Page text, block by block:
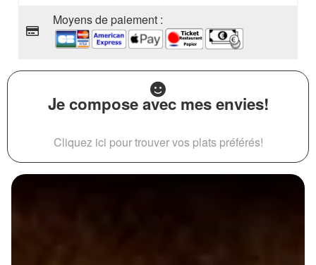
Moyens de paiement :
Je compose avec mes envies!
Cliquez ici pour trouver vos plats préférés!